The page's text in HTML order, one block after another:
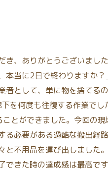
、ありがとうございまし
本当に2日で終わりますか
者として、単に物を捨てる
下を何度も往復する作業で
とができました。今回の
る必要がある過酷な搬出経
と不用品を運び出しました
できた時の達成感は最高で